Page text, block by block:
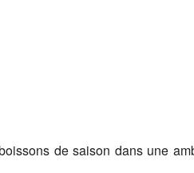
de saison dans une